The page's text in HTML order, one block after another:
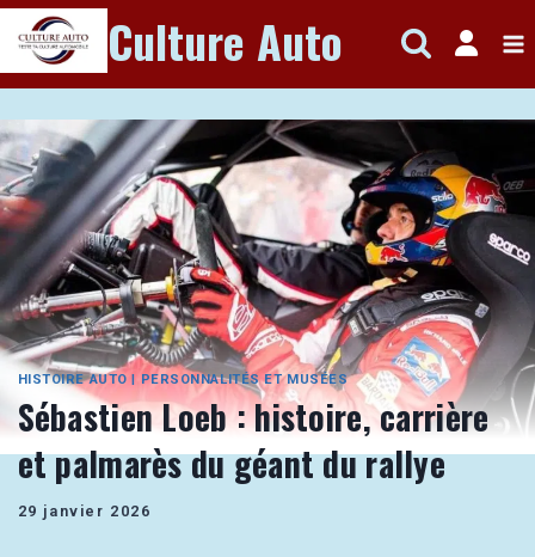
Aller
au
contenu
Culture Auto
HISTOIRE AUTO | PERSONNALITÉS ET MUSÉES
Sébastien Loeb : histoire, carrière
et palmarès du géant du rallye
29 janvier 2026